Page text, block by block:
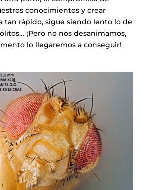
conocimientos y crear
tan rápido, sigue siendo lento lo de
¡Pero no nos desanimamos,
lo llegaremos a conseguir!